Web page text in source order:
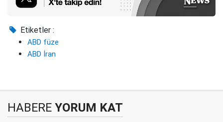
Etiketler :
ABD füze
ABD İran
HABERE YORUM KAT